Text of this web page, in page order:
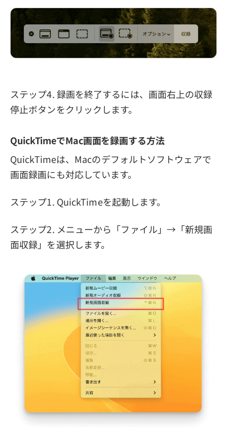
ステップ4. 録画を終了するには、画面右上の収録
停止ボタンをクリックします。
QuickTimeでMac画面を録画する方法
QuickTimeは、Macのデフォルトソフトウェアで
画面録画にも対応しています。
ステップ1. QuickTimeを起動します。
ステップ2. メニューから「ファイル」→「新規画
面収録」を選択します。